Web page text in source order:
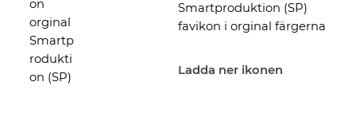
Smartproduktion (SP)
favikon i orginal färgerna
Ladda ner ikonen